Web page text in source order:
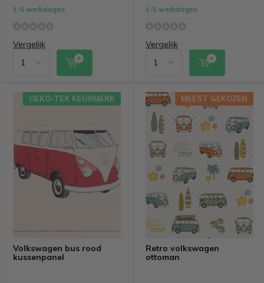
1-5 werkdagen
Vergelijk
1-5 werkdagen
Vergelijk
Volkswagen bus rood
kussenpanel
OEKO-TEX KEURMERK
Retro volkswagen
ottoman
MEEST GEKOZEN